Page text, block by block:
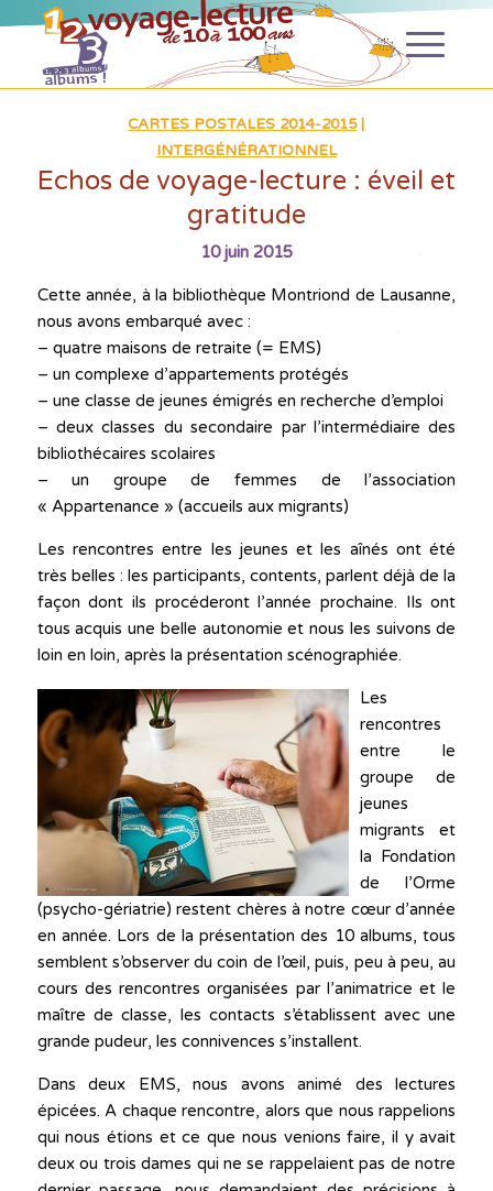
CARTES POSTALES 2014-2015|
INTERGÉNÉRATIONNEL
Echos de voyage-lecture : éveil et
gratitude
10 juin 2015
Cette année, à la bibliothèque Montriond de Lausanne,
nous avons embarqué avec :
– quatre maisons de retraite (= EMS)
– un complexe d’appartements protégés
– une classe de jeunes émigrés en recherche d’emploi
– deux classes du secondaire par l’intermédiaire des
bibliothécaires scolaires
– un groupe de femmes de l’association
« Appartenance » (accueils aux migrants)
Les rencontres entre les jeunes et les aînés ont été
très belles : les participants, contents, parlent déjà de la
façon dont ils procéderont l’année prochaine. Ils ont
tous acquis une belle autonomie et nous les suivons de
loin en loin, après la présentation scénographiée.
Les
rencontres
entre le
groupe de
jeunes
migrants et
la Fondation
de l’Orme
(psycho-gériatrie) restent chères à notre cœur d’année
en année. Lors de la présentation des 10 albums, tous
semblent s’observer du coin de l’œil, puis, peu à peu, au
cours des rencontres organisées par l’animatrice et le
maître de classe, les contacts s’établissent avec une
grande pudeur, les connivences s’installent.
Dans deux EMS, nous avons animé des lectures
épicées. A chaque rencontre, alors que nous rappelions
qui nous étions et ce que nous venions faire, il y avait
deux ou trois dames qui ne se rappelaient pas de notre